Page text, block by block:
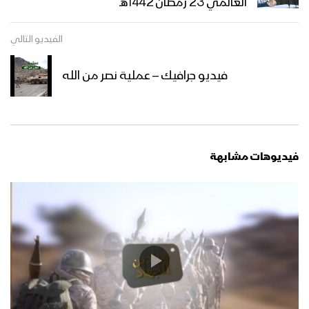
أهمية تعلم القرآن الكريم – القول السديد
نشيد وليُّ المؤمنين – فرقة الشهيد القائد
1444هـ
العالمي 23 رمضان 1442هـ
الفيديو التالي
فيديو جرافيك – عملية نصر من الله
فيديوهات مشابهة